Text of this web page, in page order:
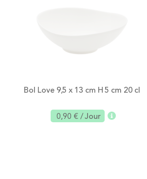
Bol Love 9,5 x 13 cm H 5 cm 20 cl
0,90 € / Jour